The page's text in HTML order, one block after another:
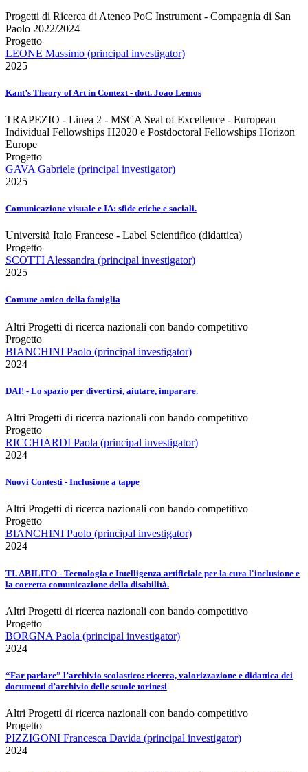
Progetti di Ricerca di Ateneo PoC Instrument - Compagnia di San
Paolo 2022/2024
Progetto
LEONE Massimo (principal investigator)
2025
Kant’s Theory of Art in Context - dott. Joao Lemos
TRAPEZIO - Linea 2 - MSCA Seal of Excellence - European
Individual Fellowships H2020 e Postdoctoral Fellowships Horizon
Europe
Progetto
GAVA Gabriele (principal investigator)
2025
Comunicazione visuale e IA: sfide etiche e sociali.
Università Italo Francese - Label Scientifico (didattica)
Progetto
SCOTTI Alessandra (principal investigator)
2025
Comune amico della famiglia
Altri Progetti di ricerca nazionali con bando competitivo
Progetto
BIANCHINI Paolo (principal investigator)
2024
DAI! - Lo spazio per divertirsi, aiutare, imparare.
Altri Progetti di ricerca nazionali con bando competitivo
Progetto
RICCHIARDI Paola (principal investigator)
2024
Nuovi Contesti - Inclusione a tappe
Altri Progetti di ricerca nazionali con bando competitivo
Progetto
BIANCHINI Paolo (principal investigator)
2024
TI. ABILITO - Tecnologia e Intelligenza artificiale per la cura l'inclusione e
la corretta comunicazione della disabilità.
Altri Progetti di ricerca nazionali con bando competitivo
Progetto
BORGNA Paola (principal investigator)
2024
“Far parlare” l’archivio scolastico: ricerca, valorizzazione e didattica dei
documenti d’archivio delle scuole torinesi
Altri Progetti di ricerca nazionali con bando competitivo
Progetto
PIZZIGONI Francesca Davida (principal investigator)
2024